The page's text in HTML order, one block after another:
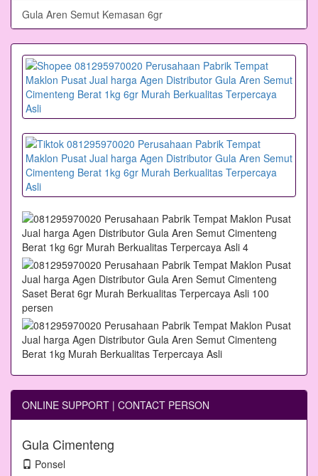
Gula Aren Semut Kemasan 6gr
ONLINE SUPPORT | CONTACT PERSON
Gula Cimenteng
Ponsel